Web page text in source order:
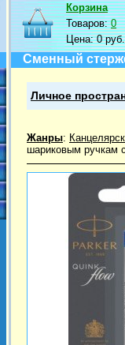
Корзина
Товаров:0
Цена:0 руб.
Сменный
Личное
Жанры:
шариковым ручкам